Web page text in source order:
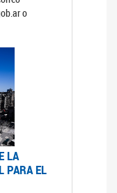
o
LA
PARA EL